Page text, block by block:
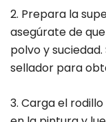
2. Prepara la
asegúrate de
polvo y
sellador para
3. Carga el